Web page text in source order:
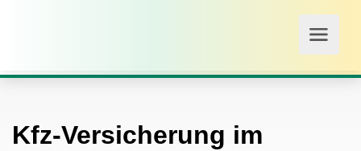
Kfz-Versicherung im